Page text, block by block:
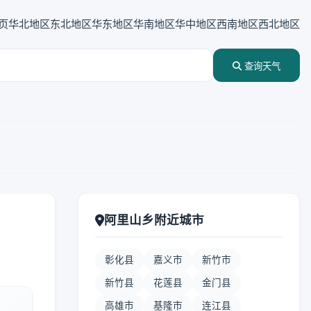
华北地区东北地区华东地区华南地区华中地区西南地区西北地区
查询天气
阿里山乡附近城市
彰化县 嘉义市 新竹市
新竹县 花莲县 金门县
高雄市 基隆市 连江县